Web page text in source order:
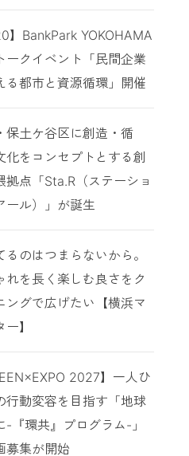
】BankPark YOKOHAMA
ークイベント「民間企業
る都市と資源循環」開催
保土ケ谷区に創造・循
化をコンセプトとする創
拠点「Sta.R（ステーショ
ール）」が誕生
るのはつまらないから。
れを長く楽しむ良さをク
ングで広げたい【横浜マ
】
2027】一人ひ
行動変容を目指す「地球
-『環共』プログラム-」
募集が開始